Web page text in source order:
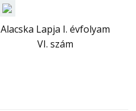
Alacska Lapja I. évfolyam
VI. szám